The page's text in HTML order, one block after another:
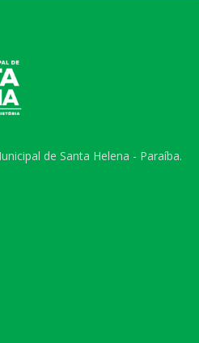
de Santa Helena - Paraíba.